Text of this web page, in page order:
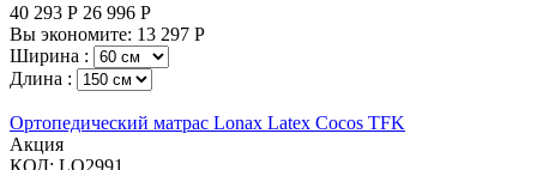
40 293 Р 26 996 Р
Вы экономите: 13 297 Р
Ширина :
Длина :
Ортопедический матрас Lonax Latex Cocos TFK
Aкция
КОД: LO2991